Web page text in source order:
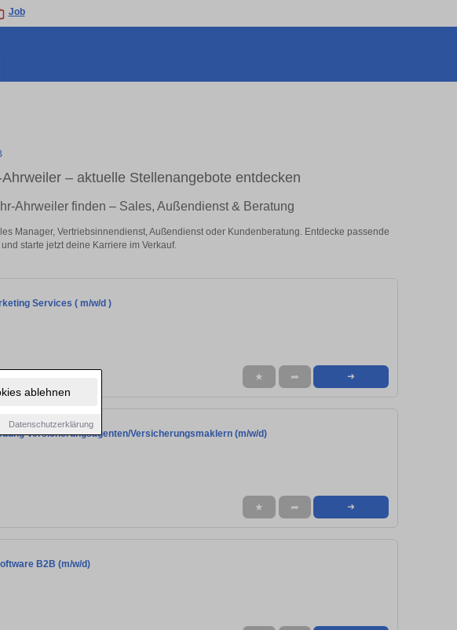
ablehnen
Datenschutzerklärung
Job
– aktuelle Stellenangebote entdecken
Ahrweiler finden – Sales, Außendienst & Beratung
Manager, Vertriebsinnendienst, Außendienst oder Kundenberatung. Entdecke passende
starte jetzt deine Karriere im Verkauf.
Services ( m/w/d )
★ ➦ ➜
Versicherungsagenten/Versicherungsmaklern (m/w/d)
★ ➦ ➜
B2B (m/w/d)